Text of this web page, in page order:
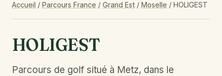
Accueil / Parcours France / Grand Est / Moselle / HOLIGEST
HOLIGEST
Parcours de golf situé à Metz, dans le